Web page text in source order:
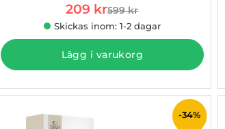
rea pris
209 krtidigare pris
599 kr
Skickas inom: 1-2 dagar
Lägg i varukorg
-34%